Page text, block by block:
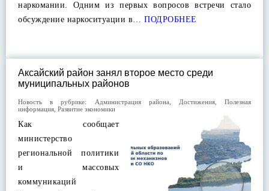
наркомании. Одним из первых вопросов встречи стало
обсуждение наркоситуации в… ПОДРОБНЕЕ
Аксайский район занял второе место среди
муниципальных районов
Новость в рубрике: Администрация района Достижения,Полезная
информация Развитие экономики
Как сообщает
министерство
региональной политики
и массовых
коммуникаций